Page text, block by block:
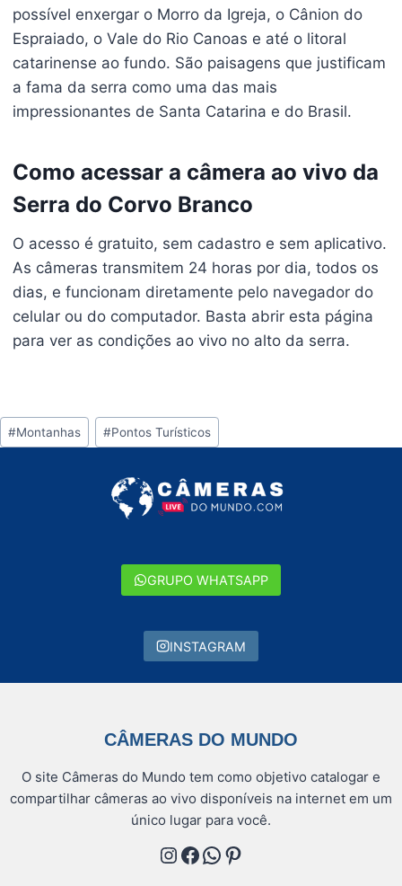
possível enxergar o Morro da Igreja, o Cânion do
Espraiado, o Vale do Rio Canoas e até o litoral
catarinense ao fundo. São paisagens que justificam
a fama da serra como uma das mais
impressionantes de Santa Catarina e do Brasil.
Como acessar a câmera ao vivo da
Serra do Corvo Branco
O acesso é gratuito, sem cadastro e sem aplicativo.
As câmeras transmitem 24 horas por dia, todos os
dias, e funcionam diretamente pelo navegador do
celular ou do computador. Basta abrir esta página
para ver as condições ao vivo no alto da serra.
Tags
do
#Montanhas #Pontos Turísticos
GRUPO WHATSAPP
INSTAGRAM
CÂMERAS DO MUNDO
O site Câmeras do Mundo tem como objetivo catalogar e
compartilhar câmeras ao vivo disponíveis na internet em um
único lugar para você.
Instagram
Facebook
WhatsApp
Pinterest